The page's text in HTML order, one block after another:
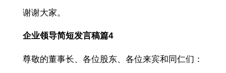
谢谢大家。
企业领导简短发言稿篇4
尊敬的董事长、各位股东、各位来宾和同仁们：